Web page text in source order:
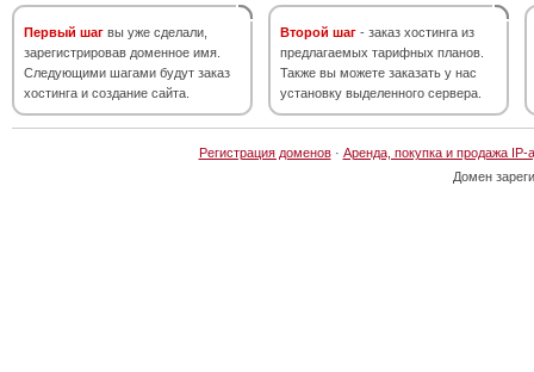
Первый шаг вы уже сделали,
зарегистрировав доменное имя.
Следующими шагами будут заказ
хостинга и создание сайта.
Второй шаг - заказ хостинга из
предлагаемых тарифных планов.
Также вы можете заказать у нас
установку выделенного сервера.
Регистрация доменов· Аренда, покупка и продажа IP-
Домен